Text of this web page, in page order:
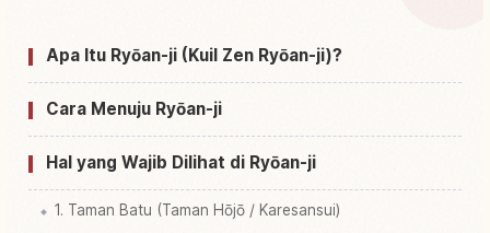
Cari aktivitas di Kuil Ryoan-ji, Kyoto
Apa Itu Ryōan-ji (Kuil Zen Ryōan-ji)?
Cara Menuju Ryōan-ji
Hal yang Wajib Dilihat di Ryōan-ji
1. Taman Batu (Taman Hōjō / Karesansui)